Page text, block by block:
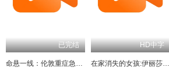
已完结
命悬一线：伦敦重症急救实录
HD中字
在家消失的女孩:伊丽莎白·斯马特绑架案